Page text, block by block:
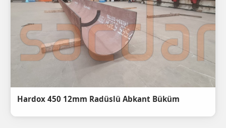
Hardox 450 12mm Radüslü Abkant Büküm